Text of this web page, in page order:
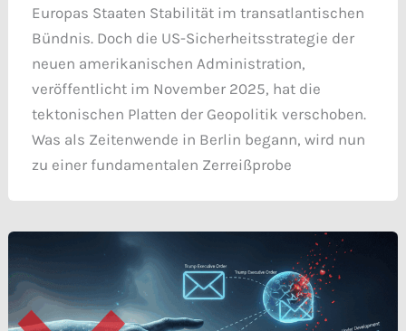
Europas Staaten Stabilität im transatlantischen
Bündnis. Doch die US-Sicherheitsstrategie der
neuen amerikanischen Administration,
veröffentlicht im November 2025, hat die
tektonischen Platten der Geopolitik verschoben.
Was als Zeitenwende in Berlin begann, wird nun
zu einer fundamentalen Zerreißprobe